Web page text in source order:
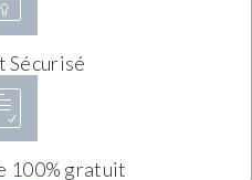
Sécurisé
100% gratuit